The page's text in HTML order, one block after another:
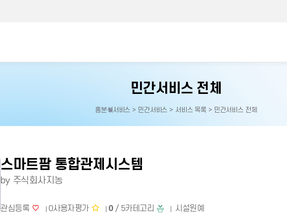
민간서비스 전체
홈으로
홈분석서비스 > 민간서비스 > 서비스 목록 > 민간서비스 전체
스마트팜 통합관제시스템
by 주식회사지농
관심등록 0사용자평가 0 / 5카테고리 시설원예